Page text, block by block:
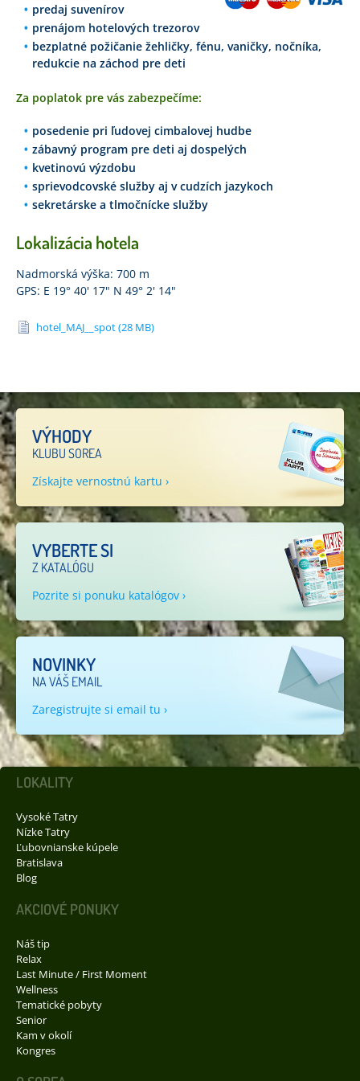
predaj suvenírov
prenájom hotelových trezorov
bezplatné požičanie žehličky, fénu, vaničky, nočníka,
redukcie na záchod pre deti
Za poplatok pre vás zabezpečíme:
posedenie pri ľudovej cimbalovej hudbe
zábavný program pre deti aj dospelých
kvetinovú výzdobu
sprievodcovské služby aj v cudzích jazykoch
sekretárske a tlmočnícke služby
Lokalizácia hotela
Nadmorská výška: 700 m
GPS: E 19° 40' 17" N 49° 2' 14"
hotel_MAJ__spot (28 MB)
VÝHODY
KLUBU SOREA
Získajte vernostnú kartu ›
VYBERTE SI
Z KATALÓGU
Pozrite si ponuku katalógov ›
NOVINKY
NA VÁŠ EMAIL
Zaregistrujte si email tu ›
LOKALITY
Vysoké Tatry
Nízke Tatry
Ľubovnianske kúpele
Bratislava
Blog
AKCIOVÉ PONUKY
Náš tip
Relax
Last Minute / First Moment
Wellness
Tematické pobyty
Senior
Kam v okolí
Kongres